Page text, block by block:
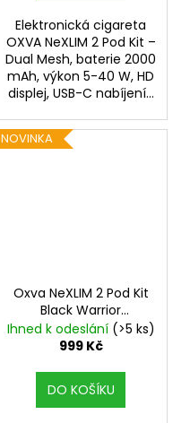
Elektronická cigareta
OXVA NeXLIM 2 Pod Kit –
Dual Mesh, baterie 2000
mAh, výkon 5-40 W, HD
displej, USB-C nabíjení...
NOVINKA
Oxva NeXLIM 2 Pod Kit
Black Warrior
2000mAh
Ihned k odeslání (>5 ks)
999 Kč
DO KOŠÍKU